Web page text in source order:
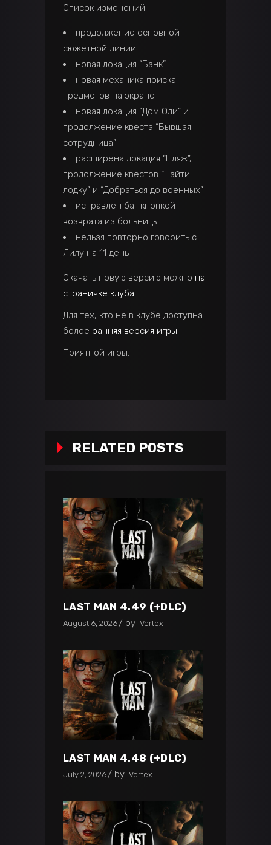
Список изменений:
продолжение основной
сюжетной линии
новая локация “Банк”
новая механика поиска
предметов на экране
новая локация “Дом Оли” и
продолжение квеста “Бывшая
сотрудница”
расширена локация “Пляж”,
продолжение квестов “Найти
лодку” и “Добраться до военных”
исправлен баг кнопкой
возврата из больницы
нельзя повторно говорить с
Лилу на 11 день
Скачать новую версию можно на
страничке клуба.
Для тех, кто не в клубе доступна
более ранняя версия игры.
Приятной игры.
RELATED POSTS
LAST MAN 4.49 (+DLC)
August 6, 2026 by Vortex
LAST MAN 4.48 (+DLC)
July 2, 2026 by Vortex